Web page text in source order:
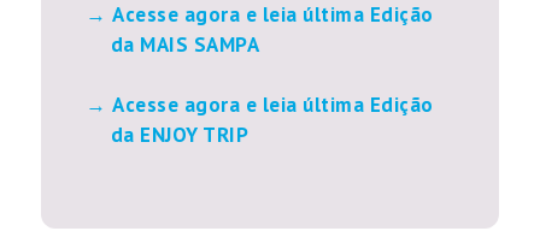
Acesse agora e leia última Edição
da MAIS SAMPA
Acesse agora e leia última Edição
da ENJOY TRIP